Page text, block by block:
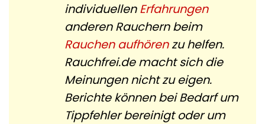
individuellenErfahrungen
anderen Rauchern beim
Rauchen aufhörenzu helfen.
Rauchfrei.de macht sich die
Meinungen nicht zu eigen.
Berichte können bei Bedarf um
Tippfehler bereinigt oder um